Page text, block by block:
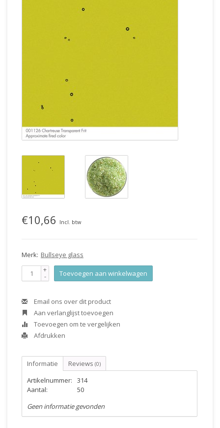
€10,66 Incl. btw
Merk: Bullseye glass
+
- Toevoegen aan winkelwagen
Email ons over dit product
Aan verlanglijst toevoegen
Toevoegen om te vergelijken
Afdrukken
Informatie Reviews (0)
Artikelnummer:
314
Aantal:
50
Geen informatie gevonden